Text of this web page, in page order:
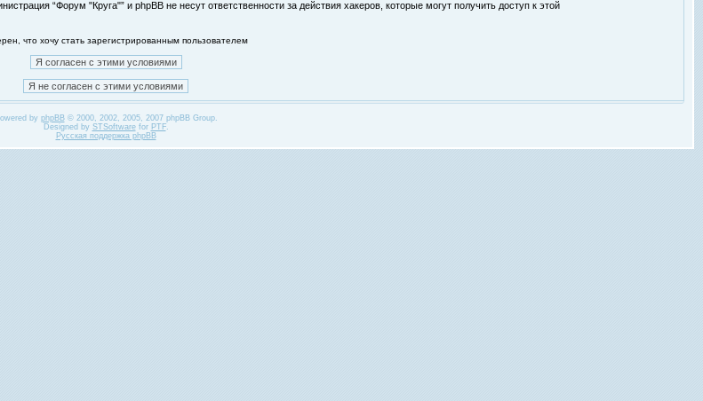
“Форум "Круга"” и phpBB не несут ответственности за действия хакеров, которые могут получить доступ к этой
что хочу стать зарегистрированным пользователем
by phpBB© 2000, 2002, 2005, 2007 phpBB Group.
Designed by STSoftwarefor PTF.
Русская поддержка phpBB